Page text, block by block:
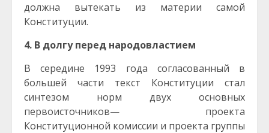
должна вытекать из материи самой
Конституции.
4. В долгу перед народовластием
В середине 1993 года согласованный в
большей части текст Конституции стал
синтезом норм двух основных
первоисточников— проекта
Конституционной комиссии и проекта группы